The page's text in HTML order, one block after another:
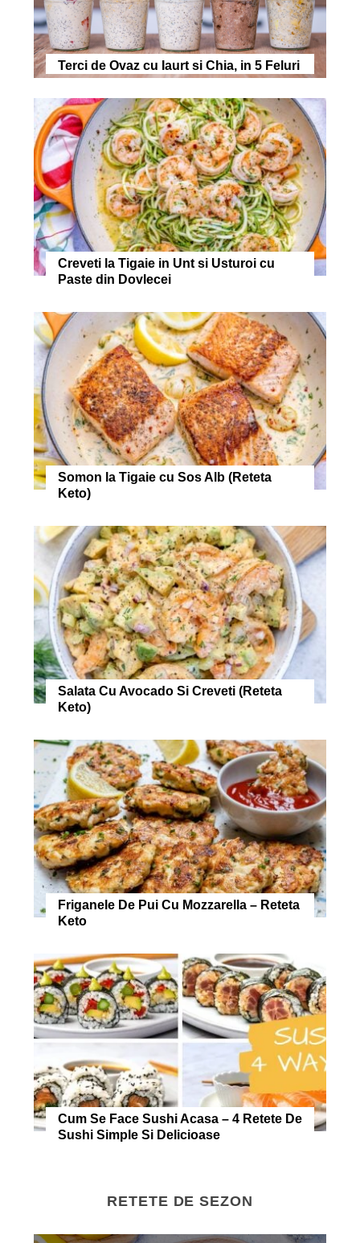
Terci de Ovaz cu Iaurt si Chia, in 5 Feluri
Creveti la Tigaie in Unt si Usturoi cu
Paste din Dovlecei
Somon la Tigaie cu Sos Alb (Reteta
Keto)
Salata Cu Avocado Si Creveti (Reteta
Keto)
Friganele De Pui Cu Mozzarella – Reteta
Keto
Cum Se Face Sushi Acasa – 4 Retete De
Sushi Simple Si Delicioase
RETETE DE SEZON